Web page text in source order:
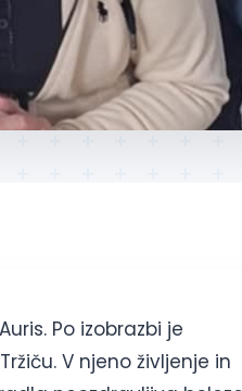
Po izobrazbi je
V njeno življenje in